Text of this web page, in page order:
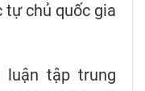
tự chủ quốc gia
luận tập trung